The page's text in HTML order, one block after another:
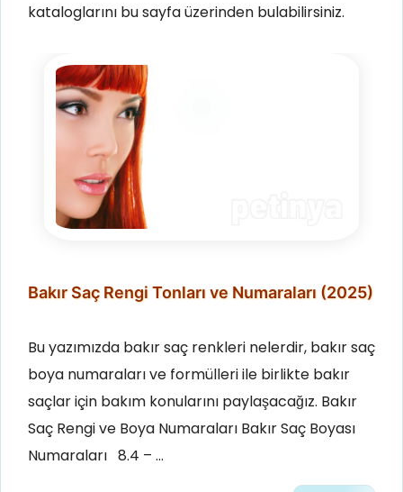
kataloglarını bu sayfa üzerinden bulabilirsiniz.
Bakır Saç Rengi Tonları ve Numaraları (2025)
Bu yazımızda bakır saç renkleri nelerdir, bakır saç
boya numaraları ve formülleri ile birlikte bakır
saçlar için bakım konularını paylaşacağız. Bakır
Saç Rengi ve Boya Numaraları Bakır Saç Boyası
Numaraları 8.4 – …